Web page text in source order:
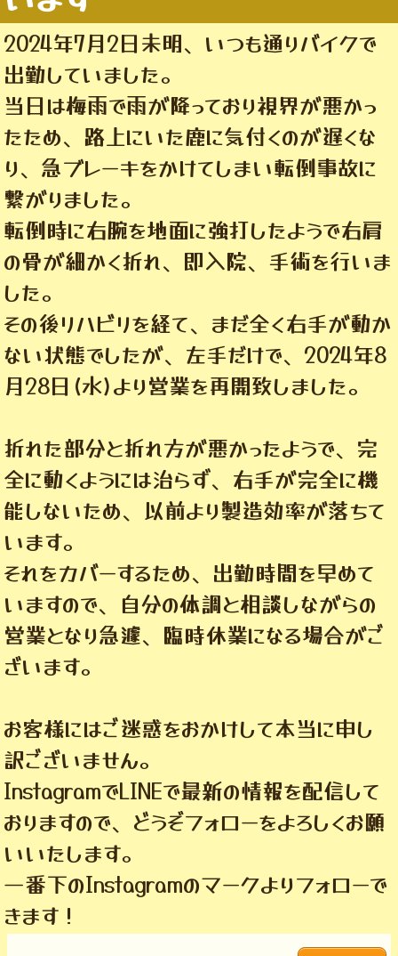
2024年7月2日未明、いつも通りバイクで
出勤していました。
当日は梅雨で雨が降っており視界が悪かっ
たため、路上にいた鹿に気付くのが遅くな
り、急ブレーキをかけてしまい転倒事故に
繋がりました。
転倒時に右腕を地面に強打したようで右肩
の骨が細かく折れ、即入院、手術を行いま
した。
その後リハビリを経て、まだ全く右手が動か
ない状態でしたが、左手だけで、2024年8
月28日(水)より営業を再開致しました。
折れた部分と折れ方が悪かったようで、完
全に動くようには治らず、右手が完全に機
能しないため、以前より製造効率が落ちて
います。
それをカバーするため、出勤時間を早めて
いますので、自分の体調と相談しながらの
営業となり急遽、臨時休業になる場合がご
ざいます。
お客様にはご迷惑をおかけして本当に申し
訳ございません。
InstagramでLINEで最新の情報を配信して
おりますので、どうぞフォローをよろしくお願
いいたします。
一番下のInstagramのマークよりフォローで
きます！